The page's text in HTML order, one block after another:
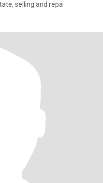
selling and repa